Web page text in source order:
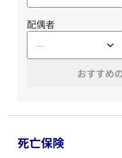
配偶者
---
おすすめ
死亡保険